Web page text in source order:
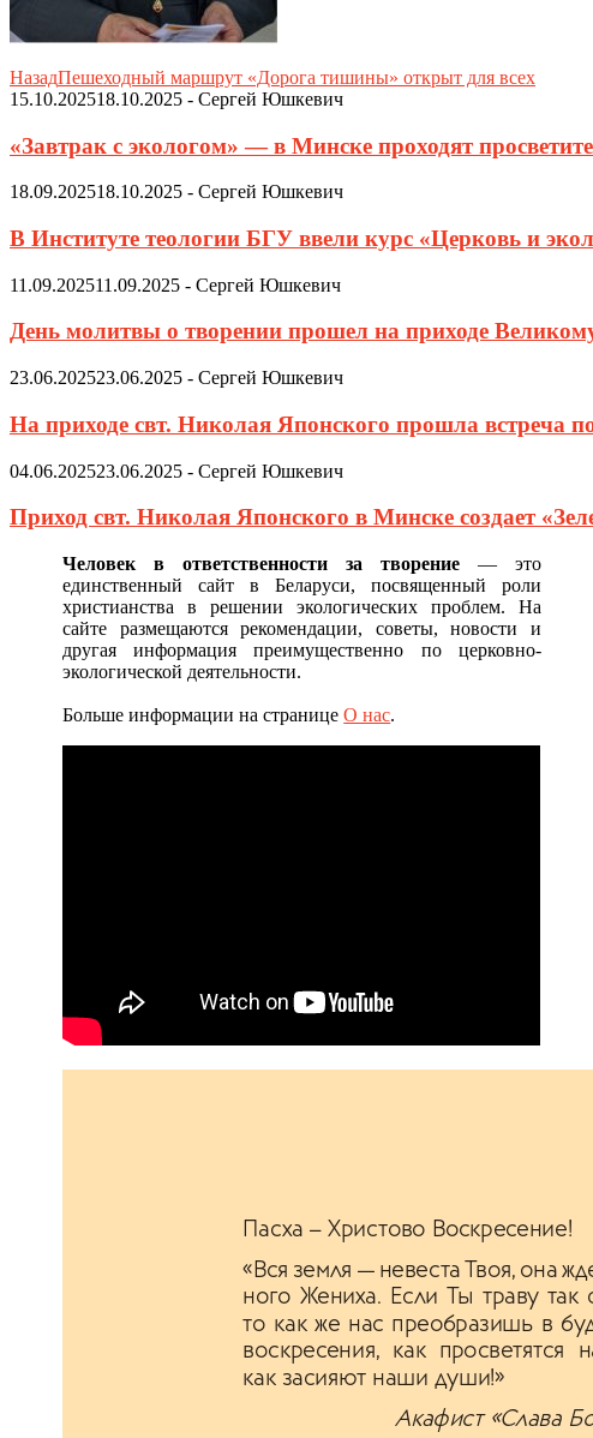
НазадПешеходный маршрут «Дорога тишины» открыт для всех
15.10.202518.10.2025 - Сергей Юшкевич
«Завтрак с экологом» — в Минске проходят
18.09.202518.10.2025 - Сергей Юшкевич
В Институте теологии БГУ ввели курс «Церковь и
11.09.202511.09.2025 - Сергей Юшкевич
День молитвы о творении прошел на приходе
23.06.202523.06.2025 - Сергей Юшкевич
На приходе свт. Николая Японского прошла встреча
04.06.202523.06.2025 - Сергей Юшкевич
Приход свт. Николая Японского в Минске создает
Человек в ответственности за творение— это
единственный сайт в Беларуси, посвященный роли
христианства в решении экологических проблем. На
сайте размещаются рекомендации, советы, новости и
другая информация преимущественно по церковно-
экологической деятельности.
Больше информации на страницеО нас.